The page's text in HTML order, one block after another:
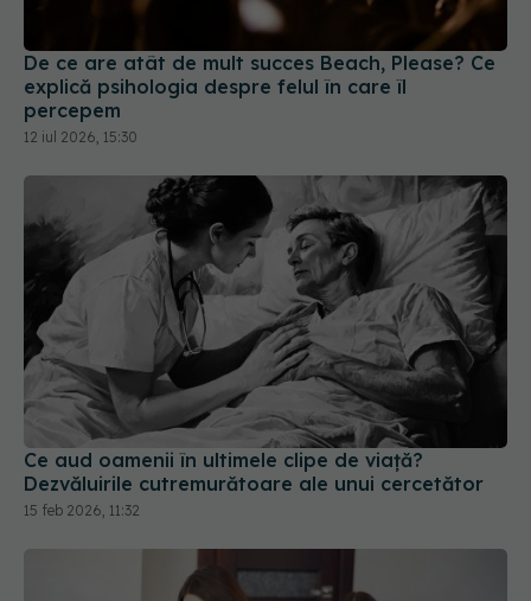
explică psihologia despre felul în care îl
percepem
12 iul 2026, 15:30
Ce aud oamenii în ultimele clipe de viață?
Dezvăluirile cutremurătoare ale unui cercetător
15 feb 2026, 11:32